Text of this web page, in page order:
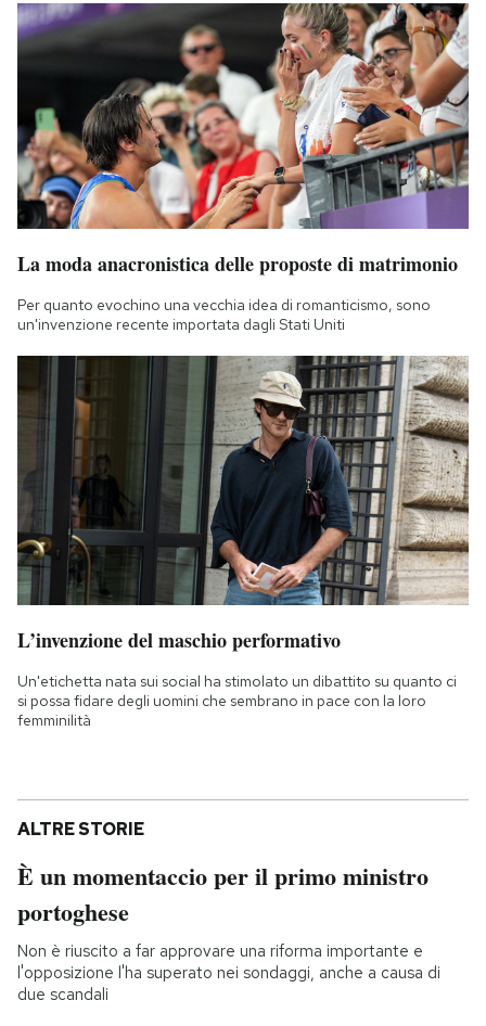
La moda anacronistica delle proposte di matrimonio
Per quanto evochino una vecchia idea di romanticismo, sono
un'invenzione recente importata dagli Stati Uniti
L’invenzione del maschio performativo
Un'etichetta nata sui social ha stimolato un dibattito su quanto ci
si possa fidare degli uomini che sembrano in pace con la loro
femminilità
ALTRE STORIE
È un momentaccio per il primo ministro
portoghese
Non è riuscito a far approvare una riforma importante e
l'opposizione l'ha superato nei sondaggi, anche a causa di
due scandali